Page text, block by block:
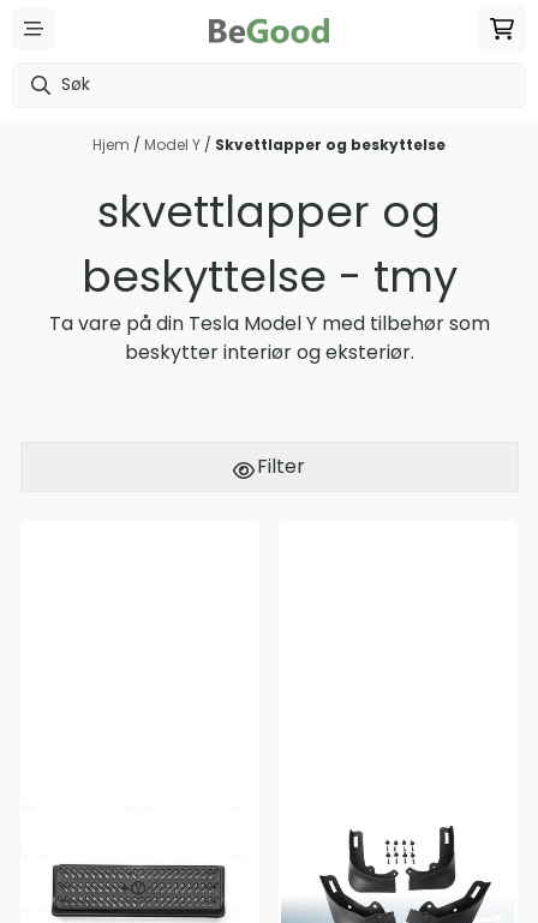
Hopp til innhold
Hjem / Model Y / Skvettlapper og beskyttelse
skvettlapper og
beskyttelse - tmy
Ta vare på din Tesla Model Y med tilbehør som
beskytter interiør og eksteriør.
Filter